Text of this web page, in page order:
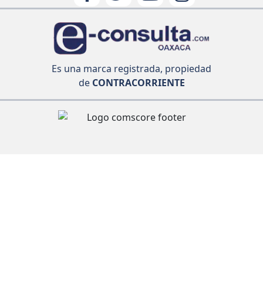
Es una marca registrada, propiedad
deCONTRACORRIENTE